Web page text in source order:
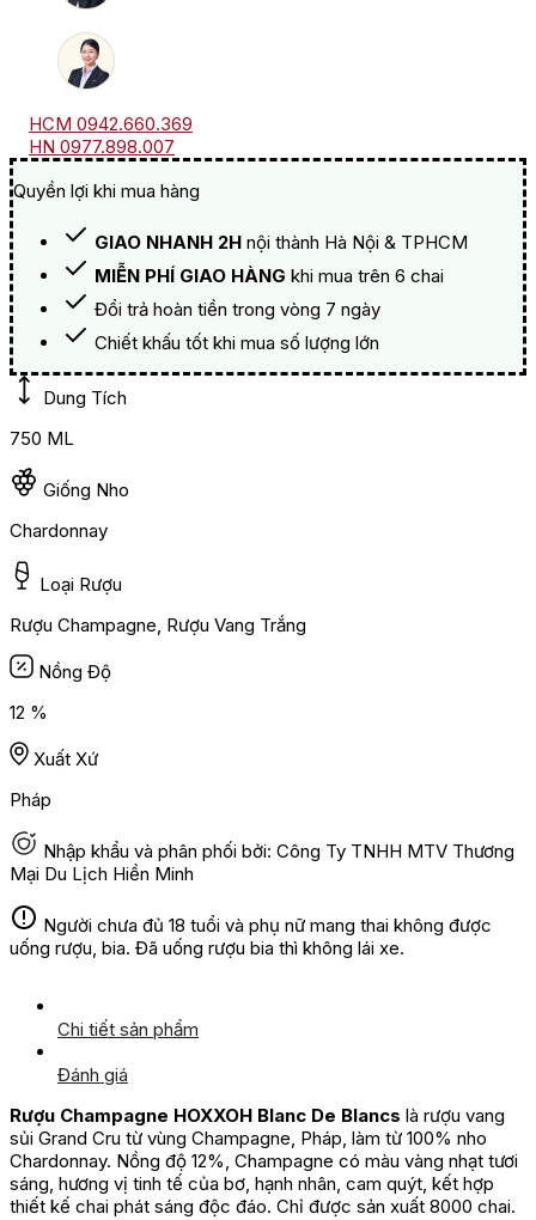
HCM 0942.660.369
HN 0977.898.007
Quyền lợi khi mua hàng
GIAO NHANH 2H nội thành Hà Nội & TPHCM
MIỄN PHÍ GIAO HÀNG khi mua trên 6 chai
Đổi trả hoàn tiền trong vòng 7 ngày
Chiết khấu tốt khi mua số lượng lớn
Dung Tích
750 ML
Giống Nho
Chardonnay
Loại Rượu
Rượu Champagne, Rượu Vang Trắng
Nồng Độ
12 %
Xuất Xứ
Pháp
Nhập khẩu và phân phối bởi: Công Ty TNHH MTV Thương
Mại Du Lịch Hiền Minh
Người chưa đủ 18 tuổi và phụ nữ mang thai không được
uống rượu, bia. Đã uống rượu bia thì không lái xe.
Chi tiết sản phẩm
Đánh giá
Rượu Champagne HOXXOH Blanc De Blancs là rượu vang
sủi Grand Cru từ vùng Champagne, Pháp, làm từ 100% nho
Chardonnay. Nồng độ 12%, Champagne có màu vàng nhạt tươi
sáng, hương vị tinh tế của bơ, hạnh nhân, cam quýt, kết hợp
thiết kế chai phát sáng độc đáo. Chỉ được sản xuất 8000 chai.